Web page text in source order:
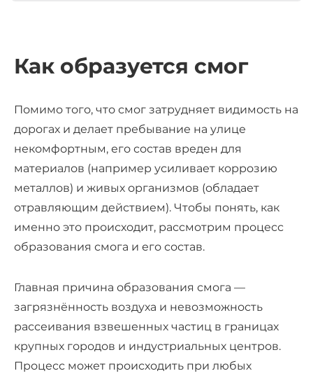
Как образуется смог
Помимо того, что смог затрудняет видимость на
дорогах и делает пребывание на улице
некомфортным, его состав вреден для
материалов (например усиливает коррозию
металлов) и живых организмов (обладает
отравляющим действием). Чтобы понять, как
именно это происходит, рассмотрим процесс
образования смога и его состав.
Главная причина образования смога —
загрязнённость воздуха и невозможность
рассеивания взвешенных частиц в границах
крупных городов и индустриальных центров.
Процесс может происходить при любых